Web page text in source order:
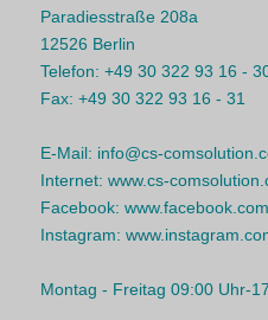
Paradiesstraße 208a
12526 Berlin
Telefon: +49 30 322 93 16 -
Fax: +49 30 322 93 16 - 31
E-Mail: info@cs-
Internet: www.cs-
Facebook:
Instagram:
Montag - Freitag 09:00 Uhr-